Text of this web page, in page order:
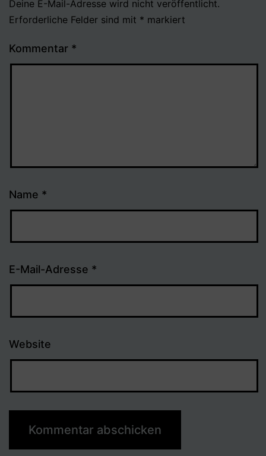
Deine E-Mail-Adresse wird nicht veröffentlicht.
Erforderliche Felder sind mit * markiert
Kommentar *
Name *
E-Mail-Adresse *
Website